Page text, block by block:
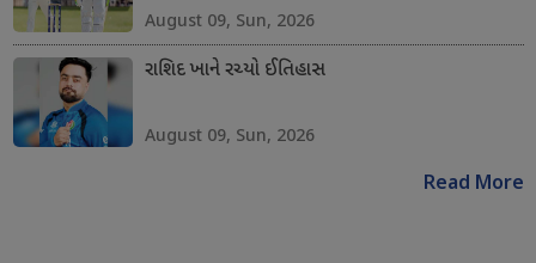
August 09, Sun, 2026
રાશિદ ખાને રચ્યો ઈતિહાસ
August 09, Sun, 2026
Read More